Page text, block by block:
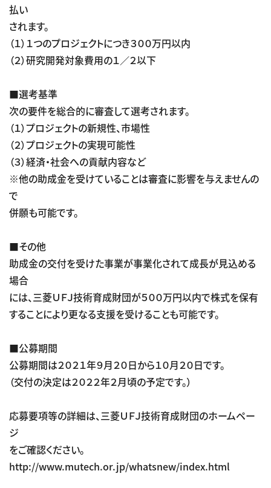
払い
されます。
（１）１つのプロジェクトにつき３００万円以内
（２）研究開発対象費用の１／２以下
■選考基準
次の要件を総合的に審査して選考されます。
（１）プロジェクトの新規性、市場性
（２）プロジェクトの実現可能性
（３）経済・社会への貢献内容など
※他の助成金を受けていることは審査に影響を与えませんの
で
併願も可能です。
■その他
助成金の交付を受けた事業が事業化されて成長が見込める
場合
には、三菱ＵＦＪ技術育成財団が５００万円以内で株式を保有
することにより更なる支援を受けることも可能です。
■公募期間
公募期間は２０２１年９月２０日から１０月２０日です。
（交付の決定は２０２２年２月頃の予定です。）
応募要項等の詳細は、三菱ＵＦＪ技術育成財団のホームペー
ジ
をご確認ください。
http://www.mutech.or.jp/whatsnew/index.html